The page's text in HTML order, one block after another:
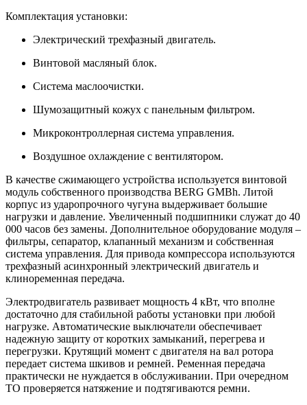
Комплектация установки:
Электрический трехфазный двигатель.
Винтовой масляный блок.
Система маслоочистки.
Шумозащитный кожух с панельным фильтром.
Микроконтроллерная система управления.
Воздушное охлаждение с вентилятором.
В качестве сжимающего устройства используется винтовой
модуль собственного производства BERG GMBh. Литой
корпус из ударопрочного чугуна выдерживает большие
нагрузки и давление. Увеличенный подшипники служат до 40
000 часов без замены. Дополнительное оборудование модуля –
фильтры, сепаратор, клапанный механизм и собственная
система управления. Для привода компрессора используются
трехфазный асинхронный электрический двигатель и
клиноременная передача.
Электродвигатель развивает мощность 4 кВт, что вполне
достаточно для стабильной работы установки при любой
нагрузке. Автоматические выключатели обеспечивает
надежную защиту от коротких замыканий, перегрева и
перегрузки. Крутящий момент с двигателя на вал ротора
передает система шкивов и ремней. Ременная передача
практически не нуждается в обслуживании. При очередном
ТО проверяется натяжение и подтягиваются ремни.